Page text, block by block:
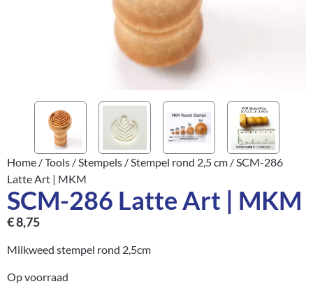
Home /Tools /Stempels /Stempel rond 2,5 cm / SCM-286
Latte Art | MKM
SCM-286 Latte Art | MKM
€8,75
Milkweed stempel rond 2,5cm
Op voorraad